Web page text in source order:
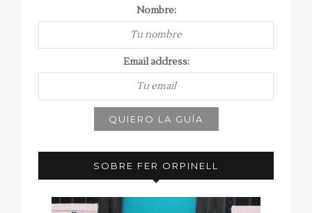
Nombre:
Email address:
SOBRE FER ORPINELL